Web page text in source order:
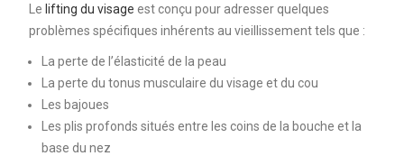
Le lifting du visage est conçu pour adresser quelques
problèmes spécifiques inhérents au vieillissement tels que :
La perte de l’élasticité de la peau
La perte du tonus musculaire du visage et du cou
Les bajoues
Les plis profonds situés entre les coins de la bouche et la
base du nez